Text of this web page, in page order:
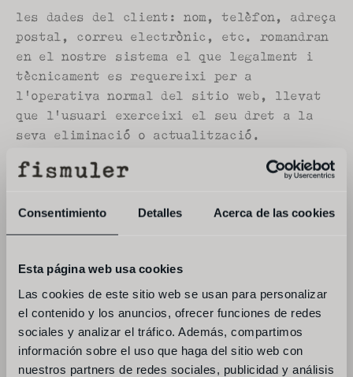
Consentimiento Detalles Acerca de las cookies
Esta página web usa cookies
Las cookies de este sitio web se usan para personalizar
el contenido y los anuncios, ofrecer funciones de redes
sociales y analizar el tráfico. Además, compartimos
información sobre el uso que haga del sitio web con
nuestros partners de redes sociales, publicidad y análisis
les dades del client: nom, telèfon, adreça
postal, correu electrònic, etc. romandran
en el nostre sistema el que legalment i
tècnicament es requereixi per a
l'operativa normal del sitio web, llevat
que l'usuari exerceixi el seu dret a la
seva eliminació o actualització.
des del 25 de maig de 2018, el sitio web
es regeix pel reglament general sobre
protecció de dades (rgpd) de la unió
europea.
https://www.boe.es/doue/2016/119/l00001-
00088.pdf
des del 6 de desembre de 2018, és